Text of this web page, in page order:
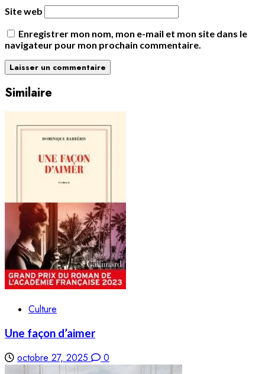
Site web
Enregistrer mon nom, mon e-mail et mon site dans le
navigateur pour mon prochain commentaire.
Similaire
Culture
Une façon d’aimer
octobre 27, 2025 0